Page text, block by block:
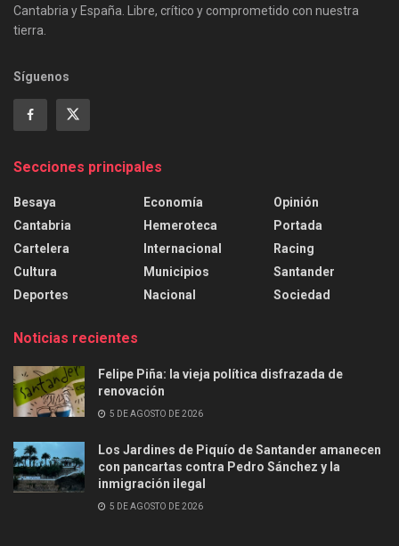
Cantabria y España. Libre, crítico y comprometido con nuestra
tierra.
Síguenos
Secciones principales
Besaya
Cantabria
Cartelera
Cultura
Deportes
Economía
Hemeroteca
Internacional
Municipios
Nacional
Opinión
Portada
Racing
Santander
Sociedad
Noticias recientes
Felipe Piña: la vieja política disfrazada de
renovación
5 DE AGOSTO DE 2026
Los Jardines de Piquío de Santander amanecen
con pancartas contra Pedro Sánchez y la
inmigración ilegal
5 DE AGOSTO DE 2026